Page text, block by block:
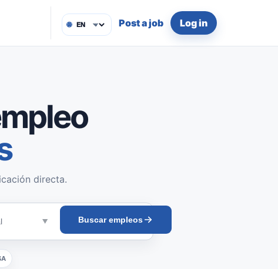
🌐 Post a job Log in
directa.
Buscar empleos